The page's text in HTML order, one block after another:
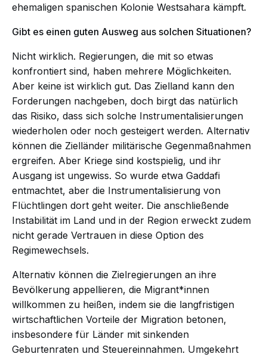
ehemaligen spanischen Kolonie Westsahara kämpft.
Gibt es einen guten Ausweg aus solchen Situationen?
Nicht wirklich. Regierungen, die mit so etwas
konfrontiert sind, haben mehrere Möglichkeiten.
Aber keine ist wirklich gut. Das Zielland kann den
Forderungen nachgeben, doch birgt das natürlich
das Risiko, dass sich solche Instrumentalisierungen
wiederholen oder noch gesteigert werden. Alternativ
können die Zielländer militärische Gegenmaßnahmen
ergreifen. Aber Kriege sind kostspielig, und ihr
Ausgang ist ungewiss. So wurde etwa Gaddafi
entmachtet, aber die Instrumentalisierung von
Flüchtlingen dort geht weiter. Die anschließende
Instabilität im Land und in der Region erweckt zudem
nicht gerade Vertrauen in diese Option des
Regimewechsels.
Alternativ können die Zielregierungen an ihre
Bevölkerung appellieren, die Migrant*innen
willkommen zu heißen, indem sie die langfristigen
wirtschaftlichen Vorteile der Migration betonen,
insbesondere für Länder mit sinkenden
Geburtenraten und Steuereinnahmen. Umgekehrt